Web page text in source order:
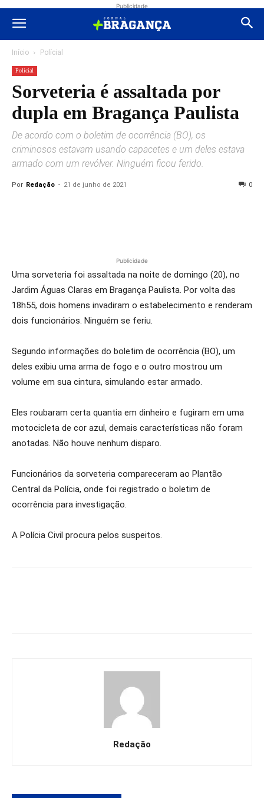
Publicidade
Início Polícial
Polícial
Sorveteria é assaltada por
dupla em Bragança Paulista
De acordo com o boletim de ocorrência (BO), os
criminosos estavam usando capacetes e um deles estava
armado com um revólver. Ninguém ficou ferido.
Por Redação - 21 de junho de 2021 0
Publicidade
Uma sorveteria foi assaltada na noite de domingo (20), no
Jardim Águas Claras em Bragança Paulista. Por volta das
18h55, dois homens invadiram o estabelecimento e renderam
dois funcionários. Ninguém se feriu.
Segundo informações do boletim de ocorrência (BO), um
deles exibiu uma arma de fogo e o outro mostrou um
volume em sua cintura, simulando estar armado.
Eles roubaram certa quantia em dinheiro e fugiram em uma
motocicleta de cor azul, demais características não foram
anotadas. Não houve nenhum disparo.
Funcionários da sorveteria compareceram ao Plantão
Central da Polícia, onde foi registrado o boletim de
ocorrência para investigação.
A Polícia Civil procura pelos suspeitos.
Redação